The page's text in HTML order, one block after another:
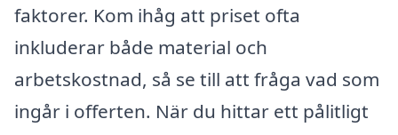
faktorer. Kom ihåg att priset ofta
inkluderar både material och
arbetskostnad, så se till att fråga vad som
ingår i offerten. När du hittar ett pålitligt